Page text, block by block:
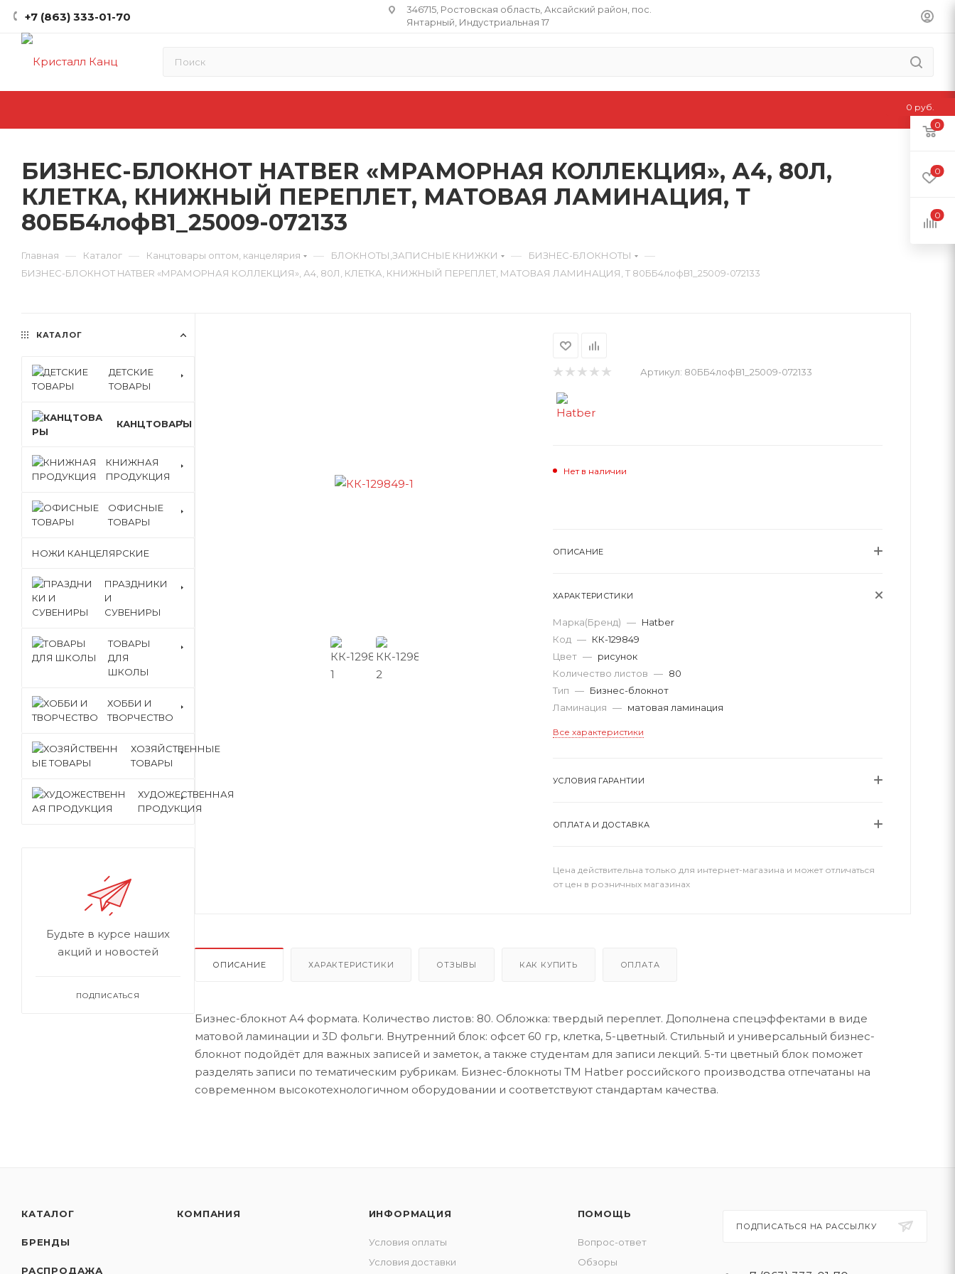
+7 (863) 333-01-70
346715, Ростовская область​, Аксайский район, пос.
Янтарный, Индустриальная 17
БИЗНЕС-БЛОКНОТ HATBER «МРАМОРНАЯ КОЛЛЕКЦИЯ», А4, 80Л,
КЛЕТКА, КНИЖНЫЙ ПЕРЕПЛЕТ, МАТОВАЯ ЛАМИНАЦИЯ, Т
80ББ4лофВ1_25009-072133
Главная — Каталог — Канцтовары оптом, канцелярия — БЛОКНОТЫ,ЗАПИСНЫЕ КНИЖКИ — БИЗНЕС-БЛОКНОТЫ —
БИЗНЕС-БЛОКНОТ HATBER «МРАМОРНАЯ КОЛЛЕКЦИЯ», А4, 80Л, КЛЕТКА, КНИЖНЫЙ ПЕРЕПЛЕТ, МАТОВАЯ ЛАМИНАЦИЯ, Т 80ББ4лофВ1_25009-072133
Артикул: 80ББ4лофВ1_25009-072133
Нет в наличии
ОПИСАНИЕ
ХАРАКТЕРИСТИКИ
Марка(Бренд) — Hatber
Код — КК-129849
Цвет — рисунок
Количество листов — 80
Тип — Бизнес-блокнот
Ламинация — матовая ламинация
Все характеристики
УСЛОВИЯ ГАРАНТИИ
ОПЛАТА И ДОСТАВКА
Цена действительна только для интернет-магазина и может отличаться
от цен в розничных магазинах
ОПИСАНИЕ ХАРАКТЕРИСТИКИ ОТЗЫВЫ КАК КУПИТЬ ОПЛАТА
Бизнес-блокнот А4 формата. Количество листов: 80. Обложка: твердый переплет. Дополнена спецэффектами в виде
матовой ламинации и 3D фольги. Внутренний блок: офсет 60 гр, клетка, 5-цветный. Стильный и универсальный бизнес-
блокнот подойдёт для важных записей и заметок, а также студентам для записи лекций. 5-ти цветный блок поможет
разделять записи по тематическим рубрикам. Бизнес-блокноты ТМ Hatber российского производства отпечатаны на
современном высокотехнологичном оборудовании и соответствуют стандартам качества.
КАТАЛОГ
ДЕТСКИЕ
ТОВАРЫ
КАНЦТОВАРЫ
КНИЖНАЯ
ПРОДУКЦИЯ
ОФИСНЫЕ
ТОВАРЫ
НОЖИ КАНЦЕЛЯРСКИЕ
ПРАЗДНИКИ
И
СУВЕНИРЫ
ТОВАРЫ
ДЛЯ
ШКОЛЫ
ХОББИ И
ТВОРЧЕСТВО
ХОЗЯЙСТВЕННЫЕ
ТОВАРЫ
ХУДОЖЕСТВЕННАЯ
ПРОДУКЦИЯ
Будьте в курсе наших
акций и новостей
ПОДПИСАТЬСЯ
КАТАЛОГ
БРЕНДЫ
РАСПРОДАЖА
КОМПАНИЯ ИНФОРМАЦИЯ
Условия оплаты
Условия доставки
ПОМОЩЬ
Вопрос-ответ
Обзоры
ПОДПИСАТЬСЯ НА РАССЫЛКУ
0
0
0
0 руб.